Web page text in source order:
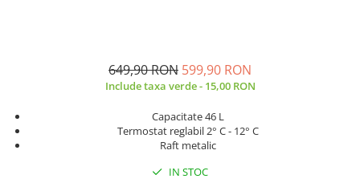
649,90 RON 599,90 RON
Include taxa verde - 15,00 RON
Capacitate 46 L
Termostat reglabil 2° C - 12° C
Raft metalic
IN STOC